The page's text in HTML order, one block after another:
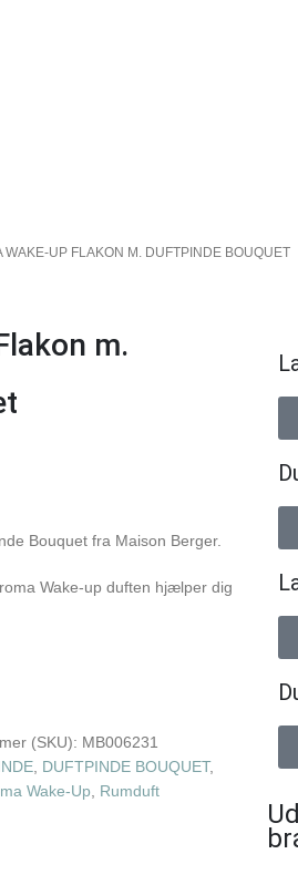
WAKE-UP FLAKON M. DUFTPINDE BOUQUET
m.
Bouquet fra Maison Berger.
Wake-up duften hjælper dig
(SKU): MB006231
DUFTPINDE BOUQUET,
Wake-Up Rumduft